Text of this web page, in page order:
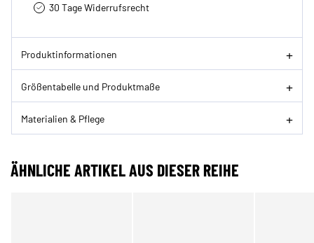
30 Tage Widerrufsrecht
Produktinformationen
Größentabelle und Produktmaße
Materialien & Pflege
ÄHNLICHE ARTIKEL AUS DIESER REIHE